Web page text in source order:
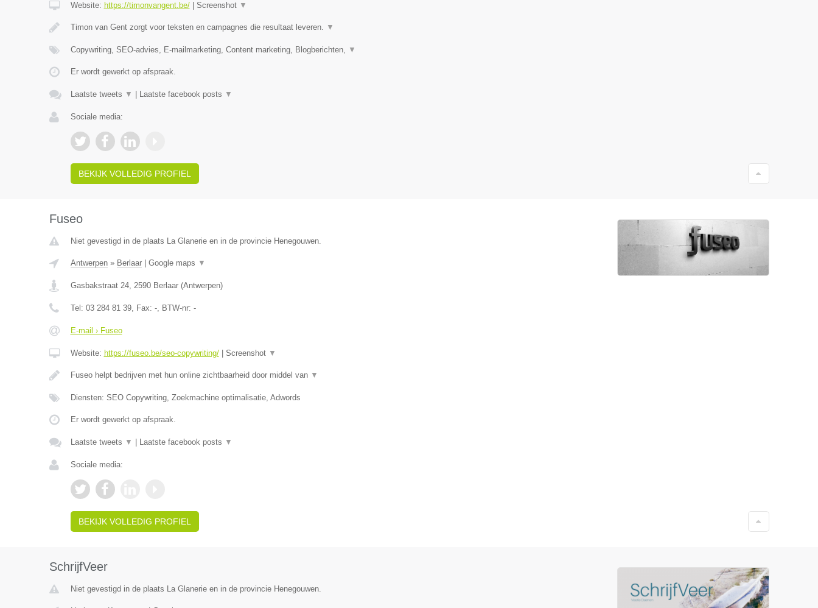
Website: https://timonvangent.be/| Screenshot ▼
Timon van Gent zorgt voor teksten en campagnes die resultaat leveren. ▼
Copywriting, SEO-advies, E-mailmarketing, Content marketing, Blogberichten, ▼
Er wordt gewerkt op afspraak.
Laatste tweets ▼ Laatste facebook posts ▼
Sociale media:
BEKIJK VOLLEDIG PROFIEL
Fuseo
Niet gevestigd in de plaats La Glanerie en in de provincie Henegouwen.
Antwerpen» Berlaar| Google maps ▼
Gasbakstraat 24, 2590 Berlaar(Antwerpen)
Tel: 03 284 81 39, Fax: -, BTW-nr: -
E-mail › Fuseo
Website: https://fuseo.be/seo-copywriting/| Screenshot ▼
Fuseo helpt bedrijven met hun online zichtbaarheid door middel van ▼
Diensten: SEO Copywriting, Zoekmachine optimalisatie, Adwords
Er wordt gewerkt op afspraak.
Laatste tweets ▼ Laatste facebook posts ▼
Sociale media:
BEKIJK VOLLEDIG PROFIEL
SchrijfVeer
Niet gevestigd in de plaats La Glanerie en in de provincie Henegouwen.